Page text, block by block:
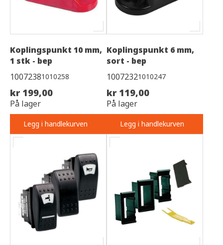
Koplingspunkt 10 mm,
1 stk - bep
10072381010258
kr 199,00
På lager
Legg i handlekurven
Koplingspunkt 6 mm,
sort - bep
10072321010247
kr 119,00
På lager
Legg i handlekurven